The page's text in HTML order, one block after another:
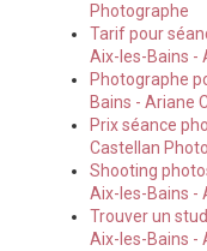
Photographe
Tarif pour
Aix-les-Bains -
Photographe
Bains - Ariane
Prix séance
Castellan
Shooting
Aix-les-Bains -
Trouver un
Aix-les-Bains -